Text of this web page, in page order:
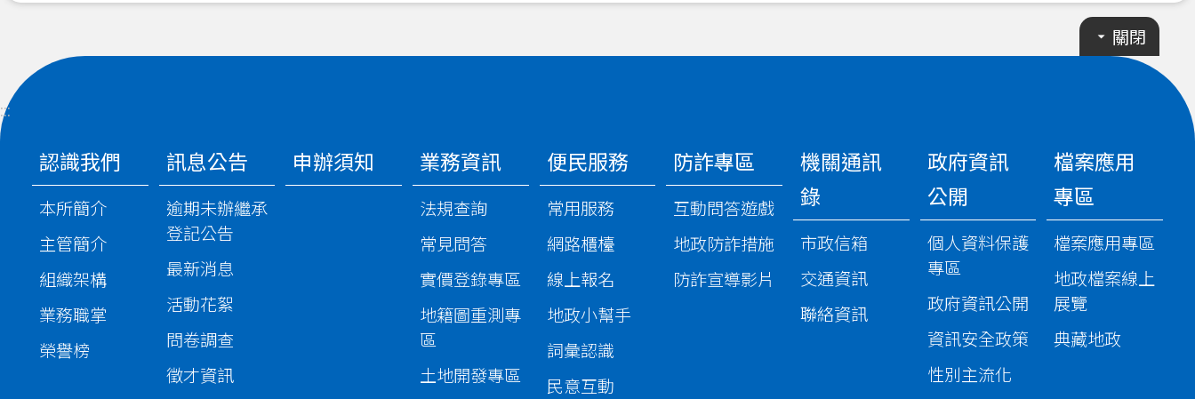
關閉
:::
認識我們
本所簡介
主管簡介
組織架構
業務職掌
榮譽榜
訊息公告
逾期未辦繼承
登記公告
最新消息
活動花絮
問卷調查
徵才資訊
申辦須知 業務資訊
法規查詢
常見問答
實價登錄專區
地籍圖重測專
區
土地開發專區
便民服務
常用服務
網路櫃檯
線上報名
地政小幫手
詞彙認識
民意互動
防詐專區
互動問答遊戲
地政防詐措施
防詐宣導影片
機關通訊
錄
市政信箱
交通資訊
聯絡資訊
政府資訊
公開
個人資料保護
專區
政府資訊公開
資訊安全政策
性別主流化
檔案應用
專區
檔案應用專區
地政檔案線上
展覽
典藏地政